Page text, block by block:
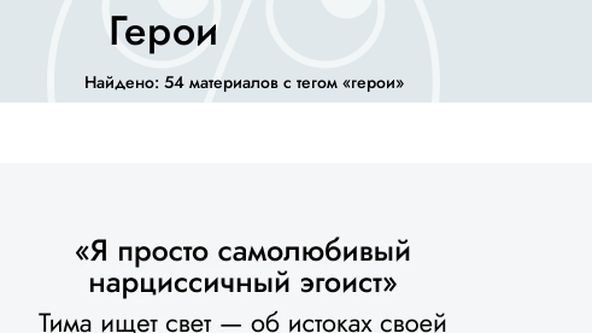
герои
Найдено: 54 материалов с тегом «герои»